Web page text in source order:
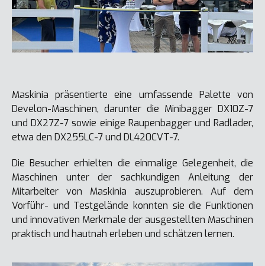
Maskinia präsentierte eine umfassende Palette von
Develon-Maschinen, darunter die Minibagger DX10Z-7
und DX27Z-7 sowie einige Raupenbagger und Radlader,
etwa den DX255LC-7 und DL420CVT-7.
Die Besucher erhielten die einmalige Gelegenheit, die
Maschinen unter der sachkundigen Anleitung der
Mitarbeiter von Maskinia auszuprobieren. Auf dem
Vorführ- und Testgelände konnten sie die Funktionen
und innovativen Merkmale der ausgestellten Maschinen
praktisch und hautnah erleben und schätzen lernen.